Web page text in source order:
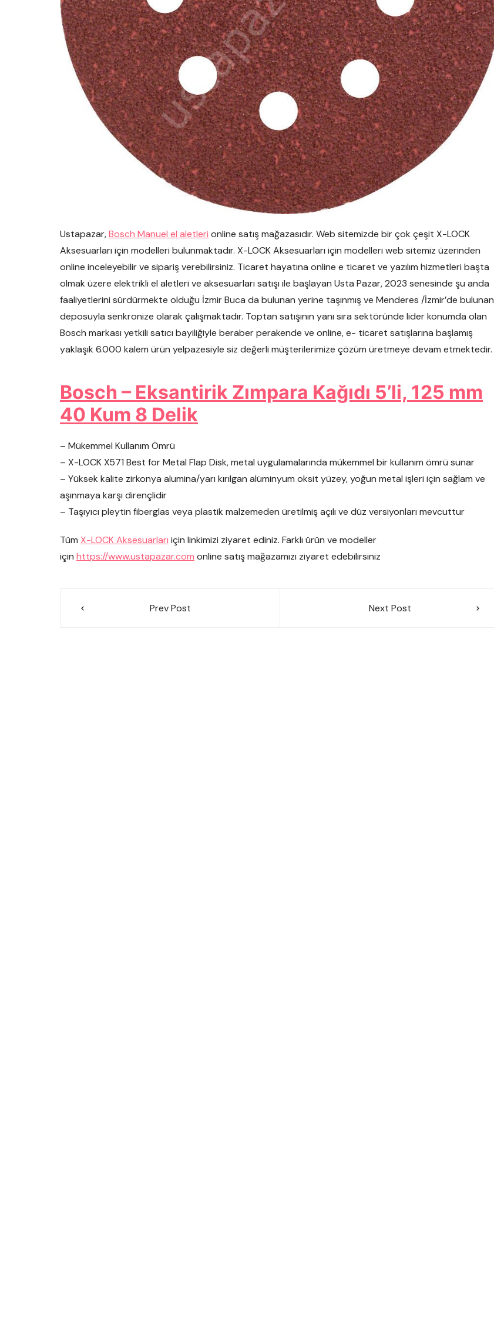
Ustapazar,Bosch Manuel el aletleri online satış mağazasıdır. Web sitemizde bir çok çeşit X-LOCK
Aksesuarları için modelleri bulunmaktadır. X-LOCK Aksesuarları için modelleri web sitemiz üzerinden
online inceleyebilir ve sipariş verebilirsiniz. Ticaret hayatına online e ticaret ve yazılım hizmetleri başta
olmak üzere elektrikli el aletleri ve aksesuarları satışı ile başlayan Usta Pazar, 2023 senesinde şu anda
faaliyetlerini sürdürmekte olduğu İzmir Buca da bulunan yerine taşınmış ve Menderes /İzmir’de bulunan
deposuyla senkronize olarak çalışmaktadır. Toptan satışının yanı sıra sektöründe lider konumda olan
Bosch markası yetkili satıcı bayiliğiyle beraber perakende ve online, e- ticaret satışlarına başlamış
yaklaşık 6.000 kalem ürün yelpazesiyle siz değerli müşterilerimize çözüm üretmeye devam etmektedir.
Bosch – Eksantirik Zımpara Kağıdı 5’li, 125 mm
40 Kum 8 Delik
– Mükemmel Kullanım Ömrü
– X-LOCK X571 Best for Metal Flap Disk, metal uygulamalarında mükemmel bir kullanım ömrü sunar
– Yüksek kalite zirkonya alumina/yarı kırılgan alüminyum oksit yüzey, yoğun metal işleri için sağlam ve
aşınmaya karşı dirençlidir
– Taşıyıcı pleytin fiberglas veya plastik malzemeden üretilmiş açılı ve düz versiyonları mevcuttur
Tüm X-LOCK Aksesuarları için linkimizi ziyaret ediniz. Farklı ürün ve modeller
için https://www.ustapazar.com online satış mağazamızı ziyaret edebilirsiniz
Prev Post Next Post